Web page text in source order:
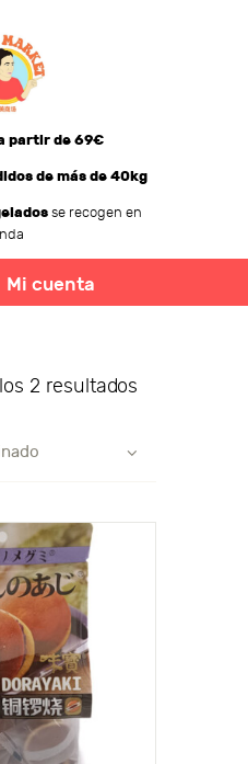
partir de 69€
de más de 40kg
se recogen en
Mi cuenta
2 resultados